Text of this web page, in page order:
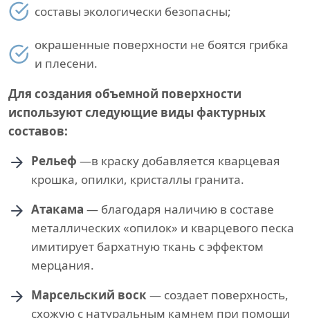
составы экологически безопасны;
окрашенные поверхности не боятся грибка
и плесени.
Для создания объемной поверхности
используют следующие виды фактурных
составов:
Рельеф —в краску добавляется кварцевая
крошка, опилки, кристаллы гранита.
Атакама — благодаря наличию в составе
металлических «опилок» и кварцевого песка
имитирует бархатную ткань с эффектом
мерцания.
Марсельский воск— создает поверхность,
схожую с натуральным камнем при помощи